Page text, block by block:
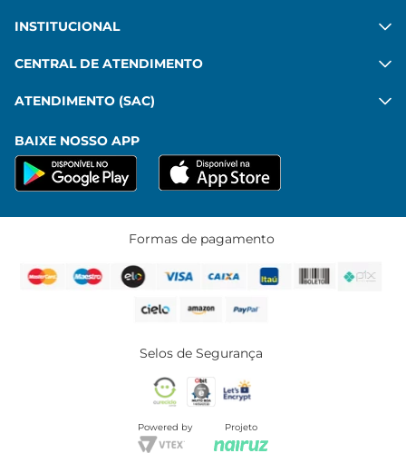
INSTITUCIONAL
CENTRAL DE ATENDIMENTO
ATENDIMENTO (SAC)
BAIXE NOSSO APP
Formas de pagamento
Selos de Segurança
Powered by Projeto